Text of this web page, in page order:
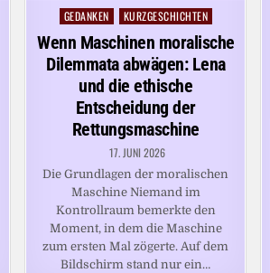
Posted
GEDANKEN KURZGESCHICHTEN
Wenn Maschinen moralische
Dilemmata abwägen: Lena
und die ethische
Entscheidung der
Rettungsmaschine
17. JUNI 2026
Die Grundlagen der moralischen
Maschine Niemand im
Kontrollraum bemerkte den
Moment, in dem die Maschine
zum ersten Mal zögerte. Auf dem
Bildschirm stand nur ein…